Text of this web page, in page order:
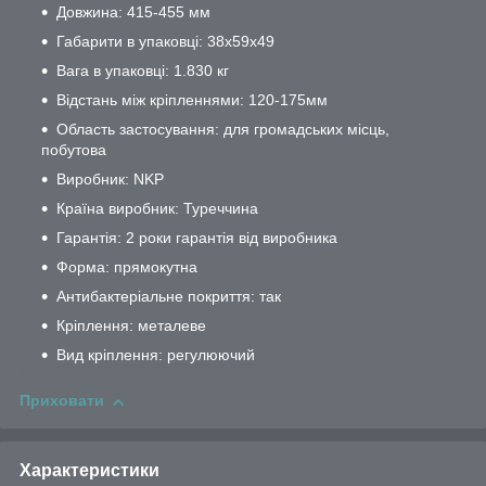
Довжина: 415-455 мм
Габарити в упаковці: 38х59х49
Вага в упаковці: 1.830 кг
Відстань між кріпленнями: 120-175мм
Область застосування: для громадських місць,
побутова
Виробник: NKP
Країна виробник: Туреччина
Гарантія: 2 роки гарантія від виробника
Форма: прямокутна
Антибактеріальне покриття: так
Кріплення: металеве
Вид кріплення: регулюючий
Приховати
Характеристики